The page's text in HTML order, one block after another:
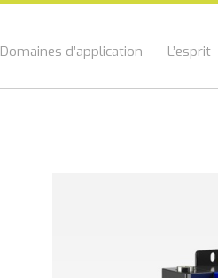
Domaines d’application L’esprit